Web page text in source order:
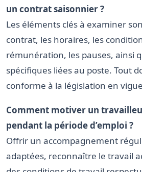
un contrat saisonnier ?
Les éléments clés à examiner
contrat, les horaires, les
rémunération, les pauses, ainsi
spécifiques liées au poste. Tout
conforme à la législation en
Comment motiver un
pendant la période d’emploi ?
Offrir un accompagnement
adaptées, reconnaître le travail